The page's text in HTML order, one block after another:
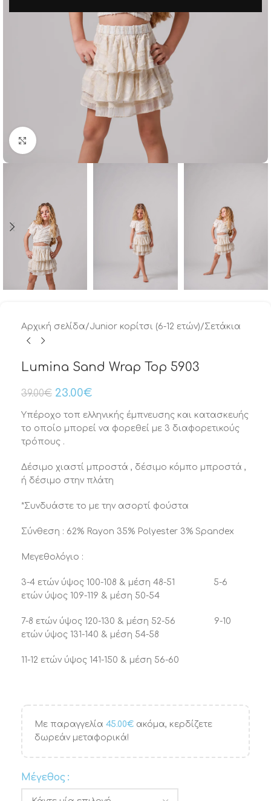
Μεγέθυνση
Αρχική σελίδα/Junior κορίτσι (6-12 ετών)/Σετάκια
Lumina Sand Wrap Top 5903
39.00€ 23.00€
Υπέροχο τοπ ελληνικής έμπνευσης και κατασκευής
το οποίο μπορεί να φορεθεί με 3 διαφορετικούς
τρόπους .
Δέσιμο χιαστί μπροστά , δέσιμο κόμπο μπροστά ,
ή δέσιμο στην πλάτη
*Συνδυάστε το με την ασορτί φούστα
Σύνθεση : 62% Rayon 35% Polyester 3% Spandex
Μεγεθολόγιο :
3-4 ετών ύψος 100-108 & μέση 48-51 5-6
ετών ύψος 109-119 & μέση 50-54
7-8 ετών ύψος 120-130 & μέση 52-56 9-10
ετών ύψος 131-140 & μέση 54-58
11-12 ετών ύψος 141-150 & μέση 56-60
Με παραγγελία 45.00€ ακόμα, κερδίζετε
δωρεάν μεταφορικά!
Μέγεθος